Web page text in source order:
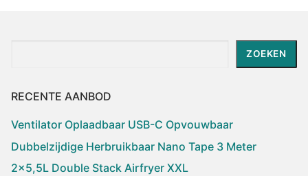
ZOEKEN
RECENTE AANBOD
Ventilator Oplaadbaar USB-C Opvouwbaar
Dubbelzijdige Herbruikbaar Nano Tape 3 Meter
2×5,5L Double Stack Airfryer XXL